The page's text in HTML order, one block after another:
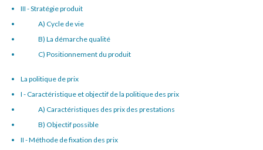
III - Stratégie produit
A) Cycle de vie
B) La démarche qualité
C) Positionnement du produit
La politique de prix
I - Caractéristique et objectif de la politique des prix
A) Caractéristiques des prix des prestations
B) Objectif possible
II - Méthode de fixation des prix